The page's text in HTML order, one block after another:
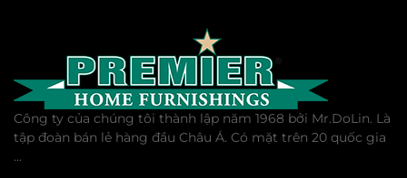
Công ty của chúng tôi thành lập năm 1968 bởi Mr.DoLin. Là
tập đoàn bán lẻ hàng đầu Châu Á. Có mặt trên 20 quốc gia
...